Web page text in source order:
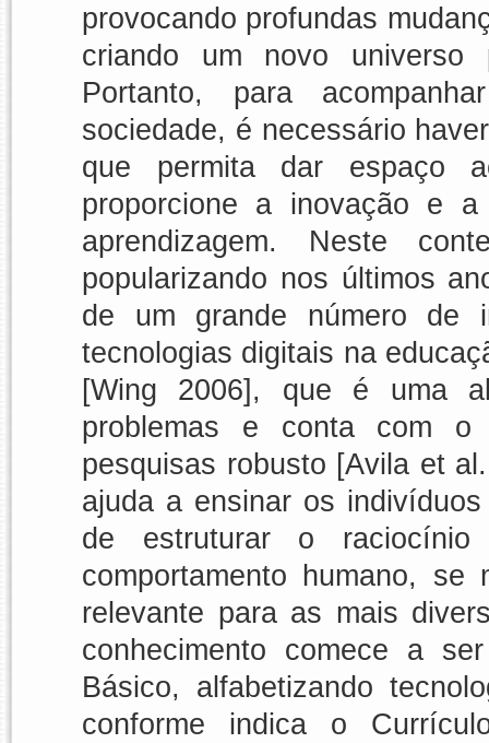
provocando profundas
criando um novo universo
Portanto, para
sociedade, é necessário
que permita dar espaço
proporcione a inovação e
aprendizagem. Neste
popularizando nos últimos
de um grande número de
tecnologias digitais na
[Wing 2006], que é uma
problemas e conta com o
pesquisas robusto [Avila et
ajuda a ensinar os
de estruturar o
comportamento humano, se
relevante para as mais
conhecimento comece a
Básico, alfabetizando
conforme indica o